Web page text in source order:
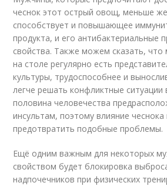
чеснок этот острый овощ, меньше
способствует и повышающее
продукта, и его антибактериальные
свойства. Также можем сказать,
на столе регулярно есть
культуры, трудоспособнее и
легче решать конфликтные
половина человечества
инсультам, поэтому влияние
предотвратить подобные проблемы.
Ещё одним важным для некоторых
свойством будет блокировка
надпочечников при физических